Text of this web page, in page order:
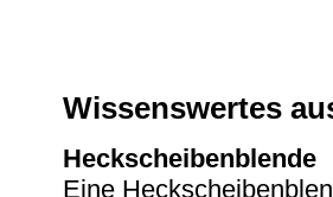
Wissenswertes
Heckscheibenblende
Eine